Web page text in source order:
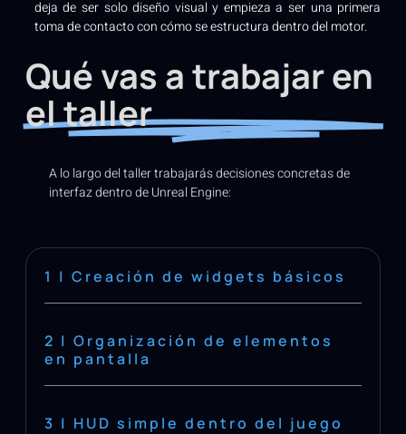
deja de ser solo diseño visual y empieza a ser una primera
toma de contacto con cómo se estructura dentro del motor.
Qué vas a trabajar en
el taller
A lo largo del taller trabajarás decisiones concretas de
interfaz dentro de Unreal Engine:
1 | Creación de widgets básicos
2 | Organización de elementos
en pantalla
3 | HUD simple dentro del juego